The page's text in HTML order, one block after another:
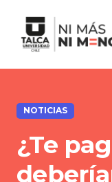
NOTICIAS
¿Te